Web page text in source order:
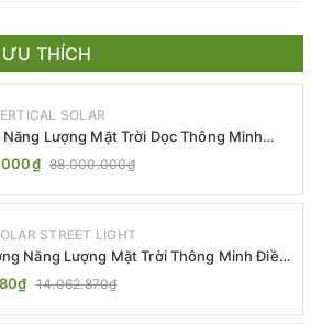
THÍCH
SOLAR
Lượng Mặt Trời Dọc Thông Minh
360 | ZALAA Jsc
88.000.000₫
STREET LIGHT
Năng Lượng Mặt Trời Thông Minh Điều
ZL-GMX01 ZALAA
14.062.870₫